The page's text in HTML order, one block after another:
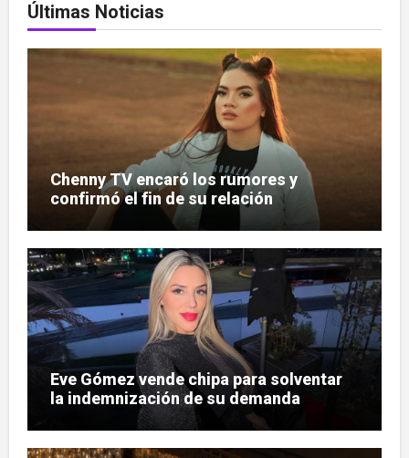
Últimas Noticias
Chenny TV encaró los rumores y
confirmó el fin de su relación
Eve Gómez vende chipa para solventar
la indemnización de su demanda